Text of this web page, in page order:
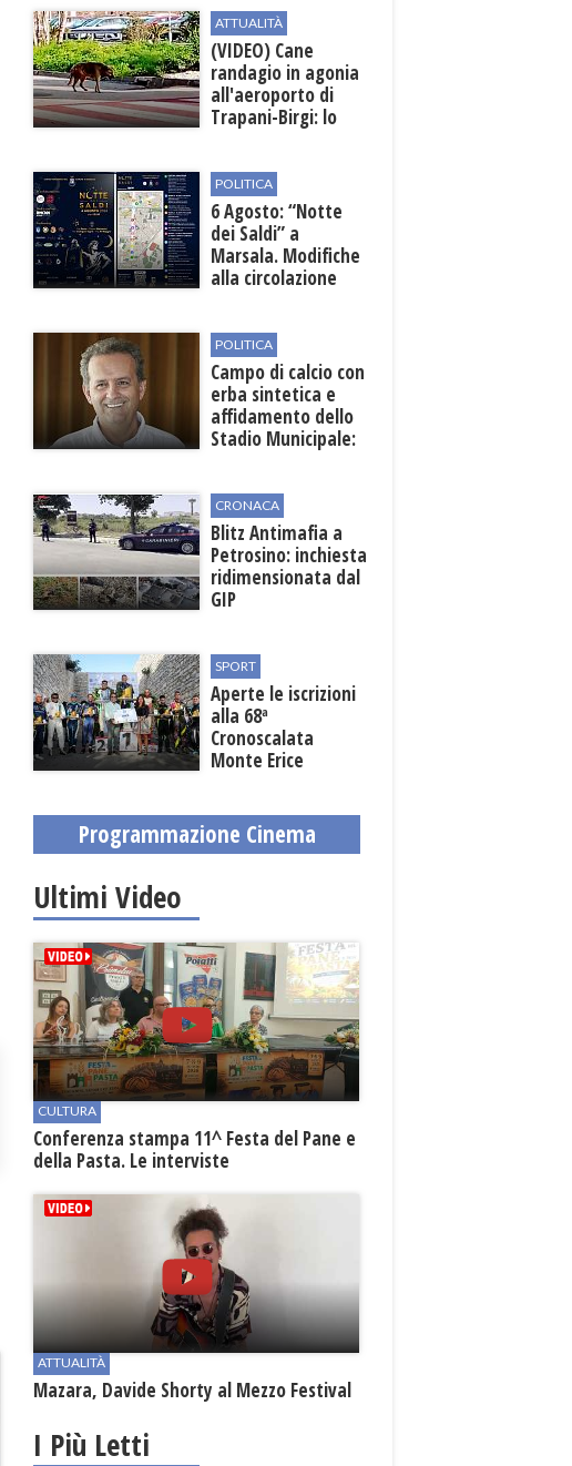
ATTUALITÀ
(VIDEO) Cane
randagio in agonia
all'aeroporto di
Trapani-Birgi: lo
POLITICA
6 Agosto: “Notte
dei Saldi” a
Marsala. Modifiche
alla circolazione
manifestazione
POLITICA
Campo di calcio con
erba sintetica e
affidamento dello
Stadio Municipale:
CRONACA
Blitz Antimafia a
Petrosino: inchiesta
ridimensionata dal
GIP
SPORT
Aperte le iscrizioni
alla 68ª
Cronoscalata
Monte Erice
Programmazione Cinema
Ultimi Video
CULTURA
Conferenza stampa 11^ Festa del Pane e
della Pasta. Le interviste
ATTUALITÀ
Mazara, Davide Shorty al Mezzo Festival
I Più Letti